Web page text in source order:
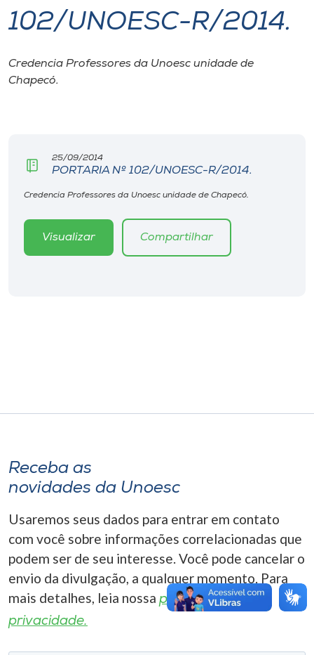
I.nova
Diplomados
CPA
Biblioteca
Editora
o idioma
A+
A-
102/UNOESC-R/2014.
Credencia Professores da Unoesc unidade de
Chapecó.
25/09/2014
PORTARIA Nº 102/UNOESC-R/2014.
Credencia Professores da Unoesc unidade de Chapecó.
Visualizar Compartilhar
Receba as
novidades da Unoesc
Usaremos seus dados para entrar em contato
com você sobre informações correlacionadas que
podem ser de seu interesse. Você pode cancelar o
envio da divulgação, a qualquer momento. Para
mais detalhes, leia nossa política de
privacidade.